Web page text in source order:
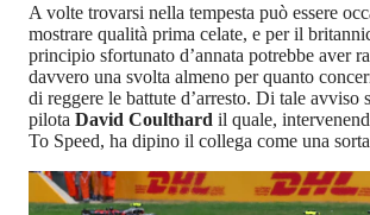
A volte trovarsi nella tempesta può essere
mostrare qualità prima celate, e per il
principio sfortunato d’annata potrebbe aver
davvero una svolta almeno per quanto
di reggere le battute d’arresto. Di tale avviso
pilota David Coulthard il quale,
To Speed, ha dipino il collega come una